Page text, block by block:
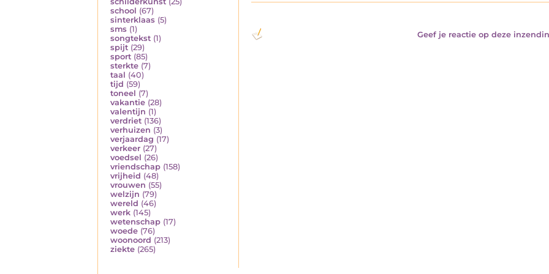
school (67)
sinterklaas (5)
sms (1)
songtekst (1)
spijt (29)
sport (85)
sterkte (7)
taal (40)
tijd (59)
toneel (7)
vakantie (28)
valentijn (1)
verdriet (136)
verhuizen (3)
verjaardag (17)
verkeer (27)
voedsel (26)
vriendschap (158)
vrijheid (48)
vrouwen (55)
welzijn (79)
wereld (46)
werk (145)
wetenschap (17)
woede (76)
woonoord (213)
ziekte (265)
Geef je reactie op deze